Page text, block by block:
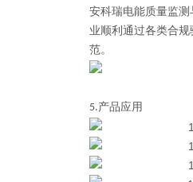
安科瑞电能质量监测
业顺利通过各类合
范。
5.产品应用